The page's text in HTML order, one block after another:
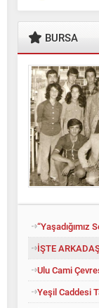
BURSA
“Yaşadığımız
İŞTE
Ulu Cami
Yeşil Caddesi